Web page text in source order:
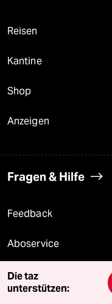
Reisen
Kantine
Shop
Anzeigen
Fragen & Hilfe
Feedback
Aboservice
ePaper Login
Die taz
unterstützen: